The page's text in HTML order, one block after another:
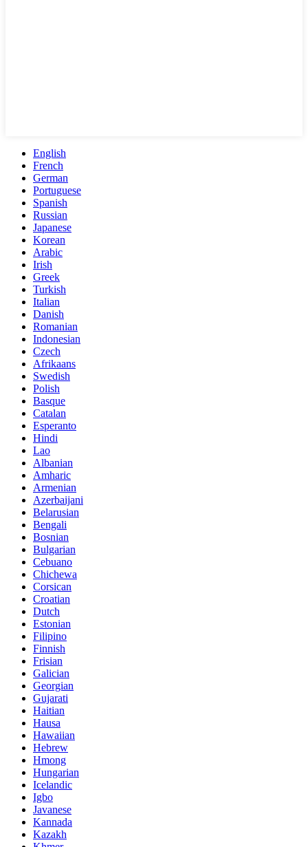
English
French
German
Portuguese
Spanish
Russian
Japanese
Korean
Arabic
Irish
Greek
Turkish
Italian
Danish
Romanian
Indonesian
Czech
Afrikaans
Swedish
Polish
Basque
Catalan
Esperanto
Hindi
Lao
Albanian
Amharic
Armenian
Azerbaijani
Belarusian
Bengali
Bosnian
Bulgarian
Cebuano
Chichewa
Corsican
Croatian
Dutch
Estonian
Filipino
Finnish
Frisian
Galician
Georgian
Gujarati
Haitian
Hausa
Hawaiian
Hebrew
Hmong
Hungarian
Icelandic
Igbo
Javanese
Kannada
Kazakh